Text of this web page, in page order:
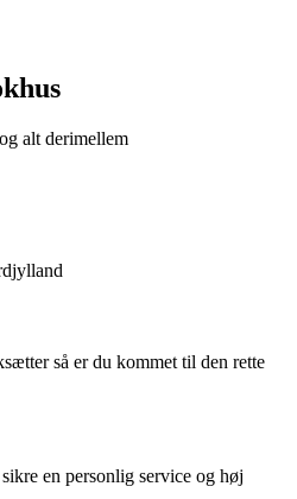
alt derimellem
så er du kommet til den rette
en personlig service og høj